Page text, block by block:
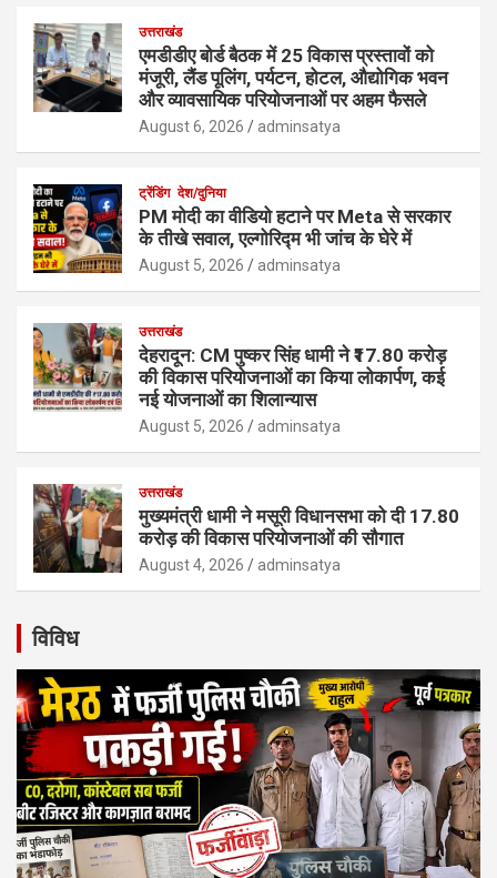
उत्तराखंड
एमडीडीए बोर्ड बैठक में 25 विकास प्रस्तावों को
मंजूरी, लैंड पूलिंग, पर्यटन, होटल, औद्योगिक भवन
और व्यावसायिक परियोजनाओं पर अहम फैसले
August 6, 2026 adminsatya
ट्रेंडिंग देश/दुनिया
PM मोदी का वीडियो हटाने पर Meta से सरकार
के तीखे सवाल, एल्गोरिद्म भी जांच के घेरे में
August 5, 2026 adminsatya
उत्तराखंड
देहरादून: CM पुष्कर सिंह धामी ने ₹17.80 करोड़
की विकास परियोजनाओं का किया लोकार्पण, कई
नई योजनाओं का शिलान्यास
August 5, 2026 adminsatya
उत्तराखंड
मुख्यमंत्री धामी ने मसूरी विधानसभा को दी 17.80
करोड़ की विकास परियोजनाओं की सौगात
August 4, 2026 adminsatya
विविध